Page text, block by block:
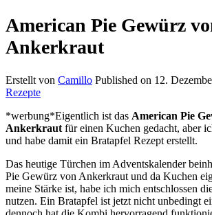
American Pie Gewürz
Ankerkraut
Erstellt von Camillo Published on 12.
Rezepte
*werbung*Eigentlich ist das American Pie
Ankerkrautfür einen Kuchen gedacht, aber
und habe damit ein Bratapfel Rezept erstellt.
Das heutige Türchen im Adventskalender
Pie Gewürz von Ankerkraut und da Kuchen
meine Stärke ist, habe ich mich entschlossen
nutzen. Ein Bratapfel ist jetzt nicht unbedingt